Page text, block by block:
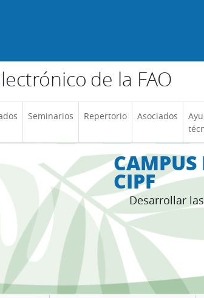
de la FAO
Seminarios Repertorio Asociados
CAMPUS
CIPF
Desarrollar